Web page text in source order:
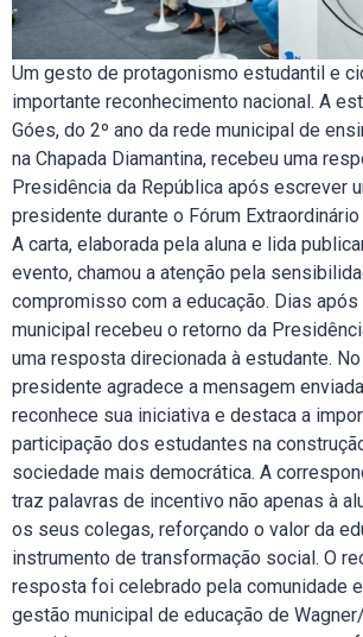
Um gesto de protagonismo estudantil e
importante reconhecimento nacional. A
Góes, do 2º ano da rede municipal de
na Chapada Diamantina, recebeu uma
Presidência da República após escrever
presidente durante o Fórum Extraordinário
A carta, elaborada pela aluna e lida
evento, chamou a atenção pela
compromisso com a educação. Dias após
municipal recebeu o retorno da
uma resposta direcionada à estudante.
presidente agradece a mensagem
reconhece sua iniciativa e destaca a
participação dos estudantes na
sociedade mais democrática. A
traz palavras de incentivo não apenas à
os seus colegas, reforçando o valor da
instrumento de transformação social. O
resposta foi celebrado pela comunidade
gestão municipal de educação de